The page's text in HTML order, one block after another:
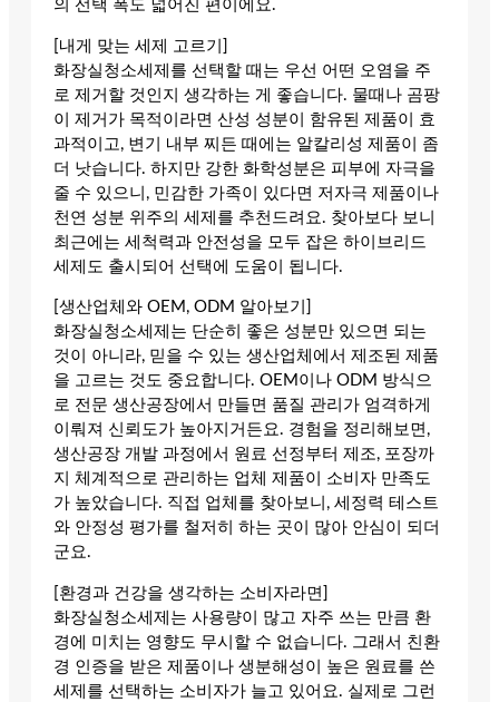
의 선택 폭도 넓어진 편이에요.
[내게 맞는 세제 고르기]
화장실청소세제를 선택할 때는 우선 어떤 오염을 주
로 제거할 것인지 생각하는 게 좋습니다. 물때나 곰팡
이 제거가 목적이라면 산성 성분이 함유된 제품이 효
과적이고, 변기 내부 찌든 때에는 알칼리성 제품이 좀
더 낫습니다. 하지만 강한 화학성분은 피부에 자극을
줄 수 있으니, 민감한 가족이 있다면 저자극 제품이나
천연 성분 위주의 세제를 추천드려요. 찾아보다 보니
최근에는 세척력과 안전성을 모두 잡은 하이브리드
세제도 출시되어 선택에 도움이 됩니다.
[생산업체와 OEM, ODM 알아보기]
화장실청소세제는 단순히 좋은 성분만 있으면 되는
것이 아니라, 믿을 수 있는 생산업체에서 제조된 제품
을 고르는 것도 중요합니다. OEM이나 ODM 방식으
로 전문 생산공장에서 만들면 품질 관리가 엄격하게
이뤄져 신뢰도가 높아지거든요. 경험을 정리해보면,
생산공장 개발 과정에서 원료 선정부터 제조, 포장까
지 체계적으로 관리하는 업체 제품이 소비자 만족도
가 높았습니다. 직접 업체를 찾아보니, 세정력 테스트
와 안정성 평가를 철저히 하는 곳이 많아 안심이 되더
군요.
[환경과 건강을 생각하는 소비자라면]
화장실청소세제는 사용량이 많고 자주 쓰는 만큼 환
경에 미치는 영향도 무시할 수 없습니다. 그래서 친환
경 인증을 받은 제품이나 생분해성이 높은 원료를 쓴
세제를 선택하는 소비자가 늘고 있어요. 실제로 그런